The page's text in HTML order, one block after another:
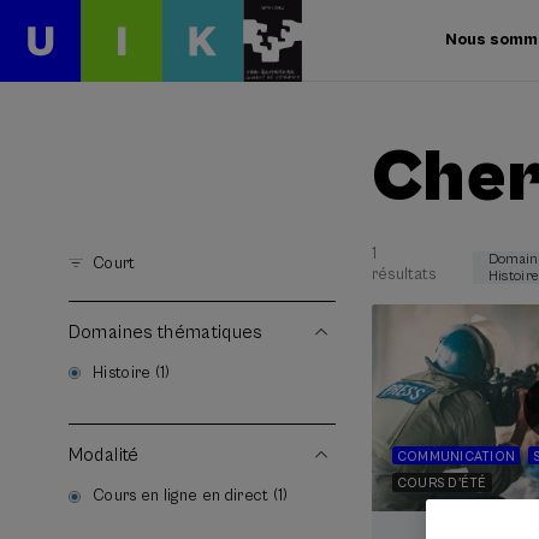
Nous
Court
Domaines thématiques
Histoire (1)
Modalité
Cours en ligne en direct (1)
1
résultats
Histoire
COMMUNICATION
COURS D'ÉTÉ